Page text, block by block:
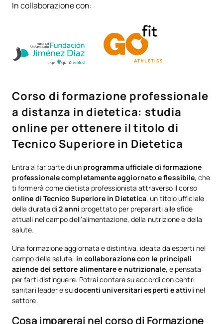
In collaborazione con:
Corso di formazione professionale
a distanza in dietetica: studia
online per ottenere il titolo di
Tecnico Superiore in Dietetica
Entra a far parte di un programma ufficiale di formazione
professionale completamente aggiornato e flessibile, che
ti formerà come dietista professionista attraverso il corso
online di Tecnico Superiore in Dietetica, un titolo ufficiale
della durata di2 anni progettato per prepararti alle sfide
attuali nel campo dell’alimentazione, della nutrizione e della
salute.
Una formazione aggiornata e distintiva, ideata da esperti nel
campo della salute, in collaborazione con le principali
aziende del settore alimentare e nutrizionale, e pensata
per farti distinguere. Potrai contare su accordi con centri
sanitari leader e sudocenti universitari esperti e attivi nel
settore.
Cosa imparerai nel corso di Formazione